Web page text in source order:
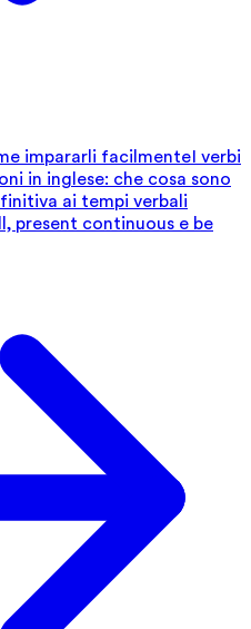
impararli facilmenteI verbi
in inglese: che cosa sono
ai tempi verbali
present continuous e be